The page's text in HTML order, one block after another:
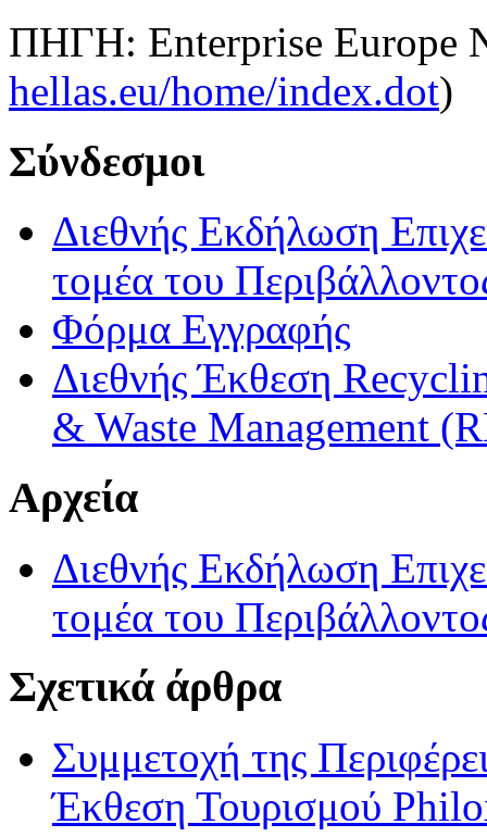
ΠΗΓΗ: Enterprise Europe
hellas.eu/home/index.dot)
Σύνδεσμοι
Διεθνής Εκδήλωση
τομέα του
Φόρμα Εγγραφής
Διεθνής Έκθεση
& Waste Management
Αρχεία
Διεθνής Εκδήλωση
τομέα του
Σχετικά άρθρα
Συμμετοχή της
Έκθεση Τουρισμού